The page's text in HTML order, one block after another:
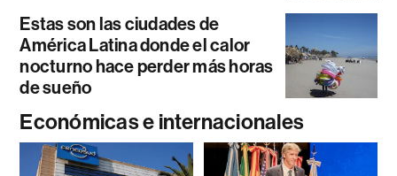
Estas son las ciudades de
América Latina donde el calor
nocturno hace perder más horas
de sueño
Económicas e internacionales